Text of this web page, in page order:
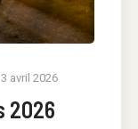
avril 2026
2026